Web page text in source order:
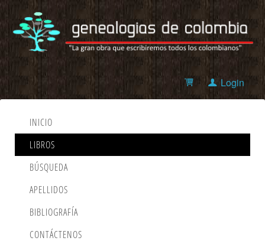
Login
INICIO
LIBROS
BÚSQUEDA
APELLIDOS
BIBLIOGRAFÍA
CONTÁCTENOS